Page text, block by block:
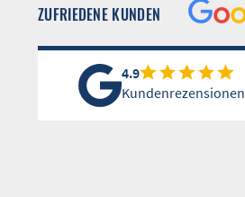
ZUFRIEDENE KUNDEN
4.9
Kundenrezensionen